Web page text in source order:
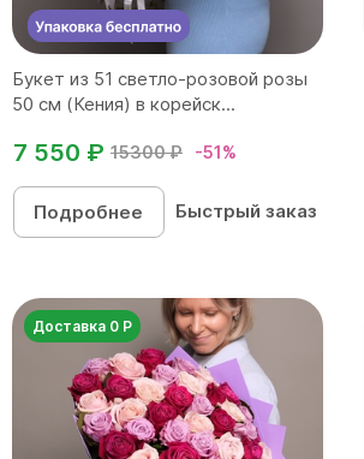
Букет из 51 светло-розовой розы
50 см (Кения) в корейск...
15300 ₽ -51%
7 550 ₽
Подробнее Быстрый заказ
Доставка 0 Р